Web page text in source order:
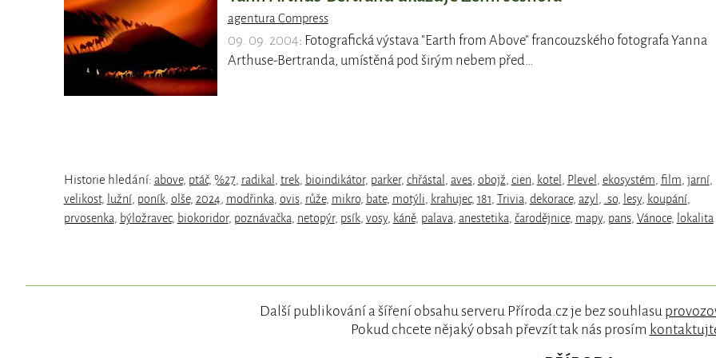
agentura Compress
09. 09. 2004: Fotografická výstava "Earth from Above" francouzského fotografa Yanna
Arthuse-Bertranda, umístěná pod širým nebem před…
Historie hledání: above, ptáč, %27, radikal trek, bioindikátor, parker, chřástal aves obojž cien kotel Plevel ekosystém film jarní,
velikost, lužní, poník, olše, 2024 modřinka ovis růže, mikro, bate, motýli krahujec, 181 Trivia dekorace, azyl .so, lesy, koupání,
prvosenka
býložravec, biokoridor, poznávačka netopýr, psík, vosy, káně, palava anestetika čarodějnice, mapy, pans Vánoce, lokalita
Další publikování a šíření obsahu serveru Příroda.cz je bez souhlasu
Pokud chcete nějaký obsah převzít tak nás prosím